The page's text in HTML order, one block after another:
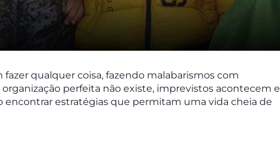
qualquer coisa, fazendo malabarismos com
perfeita não existe, imprevistos acontecem e
encontrar estratégias que permitam uma vida cheia de